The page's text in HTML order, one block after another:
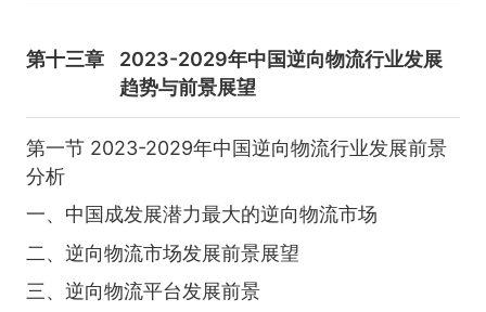
第十三章
2023-2029年中国逆向物流行业发展
趋势与前景展望
第一节 2023-2029年中国逆向物流行业发展前景
分析
一、中国成发展潜力最大的逆向物流市场
二、逆向物流市场发展前景展望
三、逆向物流平台发展前景